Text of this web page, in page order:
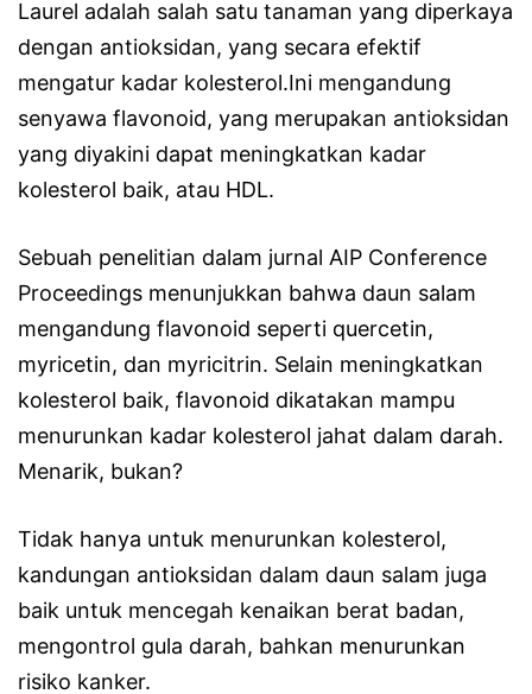
Laurel adalah salah satu tanaman yang diperkaya
dengan antioksidan, yang secara efektif
mengatur kadar kolesterol.Ini mengandung
senyawa flavonoid, yang merupakan antioksidan
yang diyakini dapat meningkatkan kadar
kolesterol baik, atau HDL.
Sebuah penelitian dalam jurnal AIP Conference
Proceedings menunjukkan bahwa daun salam
mengandung flavonoid seperti quercetin,
myricetin, dan myricitrin. Selain meningkatkan
kolesterol baik, flavonoid dikatakan mampu
menurunkan kadar kolesterol jahat dalam darah.
Menarik, bukan?
Tidak hanya untuk menurunkan kolesterol,
kandungan antioksidan dalam daun salam juga
baik untuk mencegah kenaikan berat badan,
mengontrol gula darah, bahkan menurunkan
risiko kanker.